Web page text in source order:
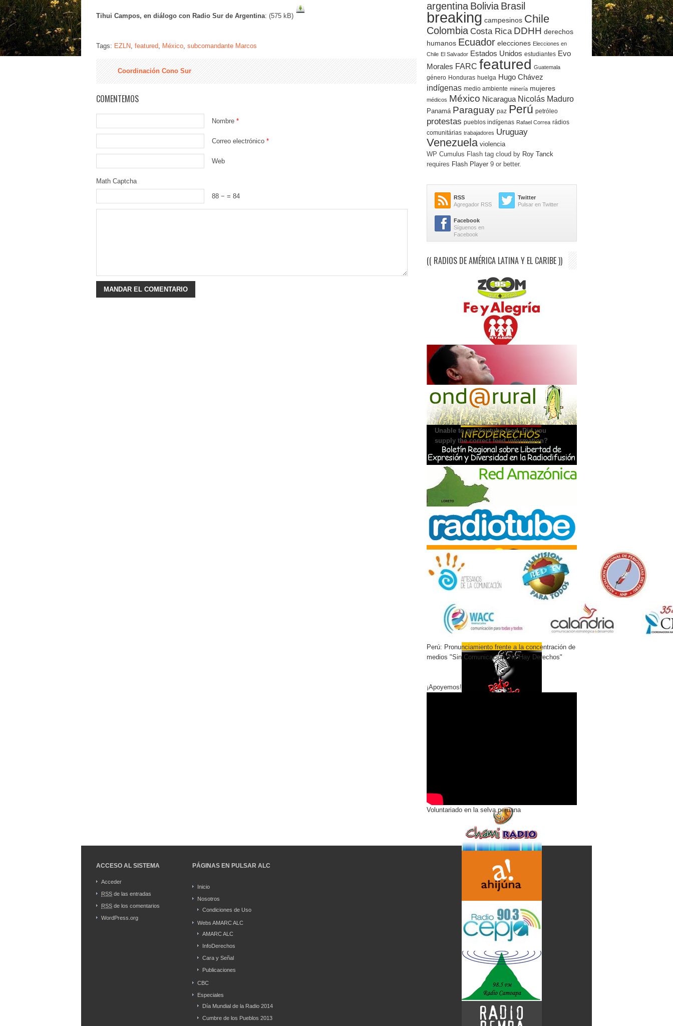
Tihui Campos, en diálogo con Radio Sur de Argentina: (575 kB)
Tags: EZLN, featured, México, subcomandante Marcos
Coordinación Cono Sur
COMENTEMOS
Nombre *
Correo electrónico *
Web
Math Captcha
88 − = 84
argentina Bolivia Brasil
breaking campesinos Chile
Colombia Costa Rica DDHH derechos
humanos Ecuador elecciones Elecciones en
Chile El Salvador Estados Unidos estudiantes Evo
Morales FARC featured Guatemala
género Honduras huelga Hugo Chávez
indígenas medio ambiente minería mujeres
médicos México Nicaragua Nicolás Maduro
Panamá Paraguay paz Perú petróleo
protestas pueblos indígenas Rafael Correa rádios
comunitárias trabajadores Uruguay
Venezuela violencia
WP Cumulus Flash tag cloud by Roy Tanck
requires Flash Player 9 or better.
RSS
Agregador RSS
Twitter
Pulsar en Twitter
Facebook
Síguenos en
Facebook
(( RADIOS DE AMÉRICA LATINA Y EL CARIBE ))
AGENCIA PULSAR EN YOUTUBE
Unable to get Youtube feed. Did you
supply the correct feed information?
PRONUNCIAMIENTO
Perú: Pronunciamiento frente a la concentración de
medios "Sin Comunicación, No Hay Derechos"
¡Apoyemos!
Voluntariado en la selva peruana
ACCESO AL SISTEMA
Acceder
RSS de las entradas
RSS de los comentarios
WordPress.org
PÁGINAS EN PULSAR ALC
Inicio
Nosotros
Condiciones de Uso
Webs AMARC ALC
AMARC ALC
InfoDerechos
Cara y Señal
Publicaciones
CBC
Especiales
Día Mundial de la Radio 2014
Cumbre de los Pueblos 2013